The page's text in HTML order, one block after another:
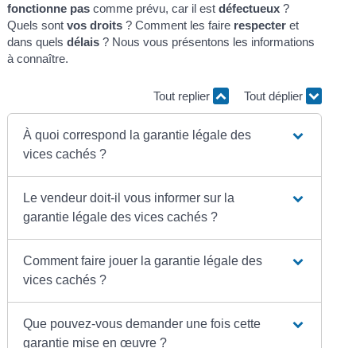
fonctionne pas comme prévu, car il estdéfectueux ?
Quels sontvos droits ? Comment les faire respecter et
dans quelsdélais ? Nous vous présentons les informations
à connaître.
Tout replier Tout déplier
À quoi correspond la garantie légale des
vices cachés ?
Le vendeur doit-il vous informer sur la
garantie légale des vices cachés ?
Comment faire jouer la garantie légale des
vices cachés ?
Que pouvez-vous demander une fois cette
garantie mise en œuvre ?